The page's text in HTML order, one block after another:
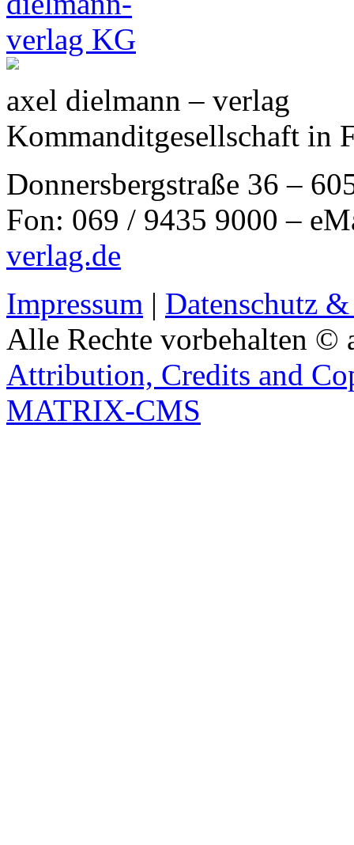
axel dielmann – verlag
Kommanditgesellschaft in
Donnersbergstraße 36 –
Fon: 069 / 9435 9000 –
verlag.de
Impressum | Datenschutz
Alle Rechte vorbehalten ©
Attribution, Credits and
MATRIX-CMS